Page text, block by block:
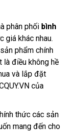
phân phối bình
giá khác nhau.
phẩm chính
là điều không hề
và lắp đặt
của
thức các sản
mang đến cho